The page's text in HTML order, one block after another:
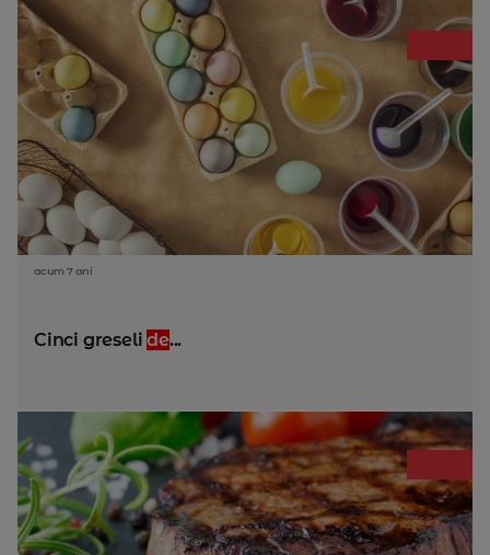
acum 7 ani
Cinci greselide...